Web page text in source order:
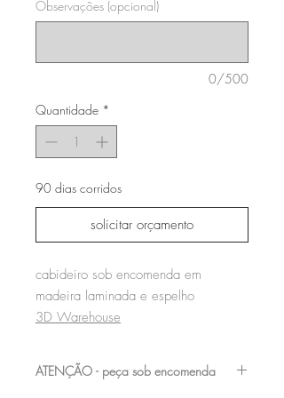
Observações (opcional)
0/500
Quantidade *
90 dias corridos
solicitar orçamento
cabideiro sob encomenda em
madeira laminada e espelho
3D Warehouse
ATENÇÃO - peça sob encomenda